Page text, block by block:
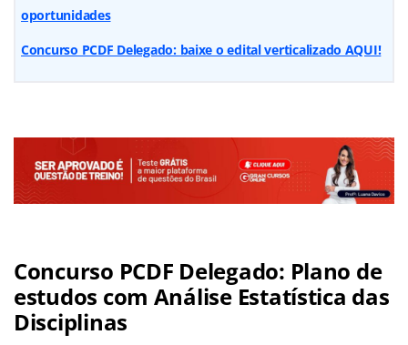
oportunidades
Concurso PCDF Delegado: baixe o edital verticalizado AQUI!
Concurso PCDF Delegado: Plano de
estudos com Análise Estatística das
Disciplinas